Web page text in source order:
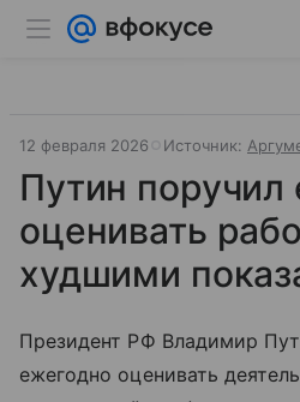
12 февраля 2026 Источник:
Путин поручил
оценивать
худшими
Президент РФ Владимир
ежегодно оценивать